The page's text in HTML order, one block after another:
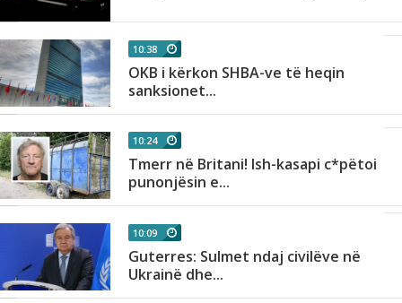
10:38
OKB i kërkon SHBA-ve të heqin
sanksionet...
10:24
Tmerr në Britani! Ish-kasapi c*pëtoi
punonjësin e...
10:09
Guterres: Sulmet ndaj civilëve në
Ukrainë dhe...